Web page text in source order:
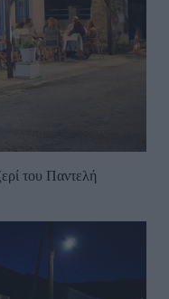
του Παντελή